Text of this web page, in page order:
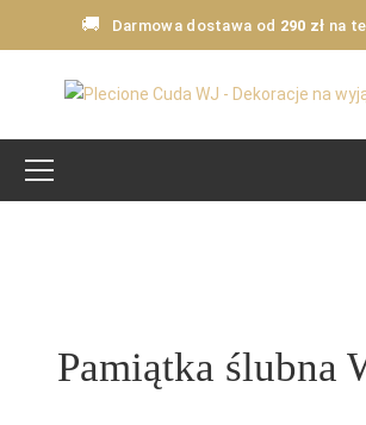
🚚 Darmowa dostawa od 290 zł na
Pamiątka ślubna